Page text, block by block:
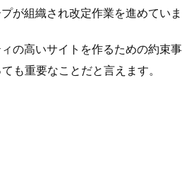
が組織され改定作業を進めていま
の高いサイトを作るための約束
も重要なことだと言えます。